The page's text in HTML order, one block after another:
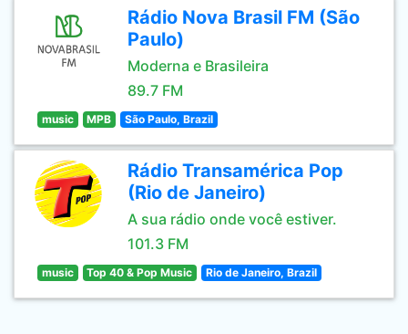
Rádio Nova Brasil FM (São
Paulo)
Moderna e Brasileira
89.7 FM
music MPB São Paulo, Brazil
Rádio Transamérica Pop
(Rio de Janeiro)
A sua rádio onde você estiver.
101.3 FM
music Top 40 & Pop Music Rio de Janeiro, Brazil